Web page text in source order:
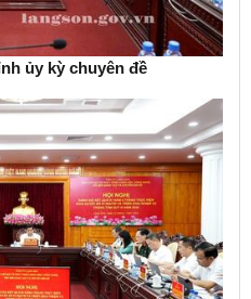
ủy kỳ chuyên đề